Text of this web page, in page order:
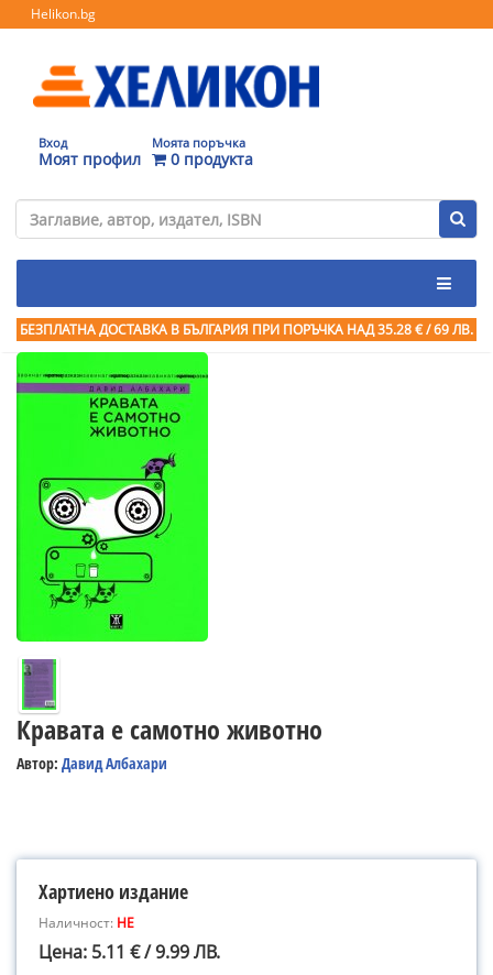
Helikon.bg
Вход
Моят профил
Моята поръчка
0 продукта
БЕЗПЛАТНА ДОСТАВКА В БЪЛГАРИЯ ПРИ ПОРЪЧКА НАД 35.28 € / 69 ЛВ.
Кравата е самотно животно
Автор: Давид Албахари
Хартиено издание
Наличност: НЕ
Цена: 5.11 € / 9.99 ЛВ.